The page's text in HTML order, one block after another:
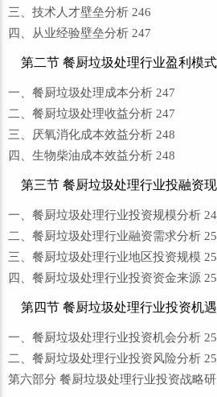
三、技术人才壁垒分析 246
四、从业经验壁垒分析 247
第二节 餐厨垃圾处理行业盈利模
一、餐厨垃圾处理成本分析 247
二、餐厨垃圾处理收益分析 247
三、厌氧消化成本效益分析 248
四、生物柴油成本效益分析 248
第三节 餐厨垃圾处理行业投融资
一、餐厨垃圾处理行业投资规模分析
二、餐厨垃圾处理行业融资需求分析
三、餐厨垃圾处理行业地区投资规模
四、餐厨垃圾处理行业投资资金来源
第四节 餐厨垃圾处理行业投资机
一、餐厨垃圾处理行业投资机会分析
二、餐厨垃圾处理行业投资风险分析
第六部分 餐厨垃圾处理行业投资战略